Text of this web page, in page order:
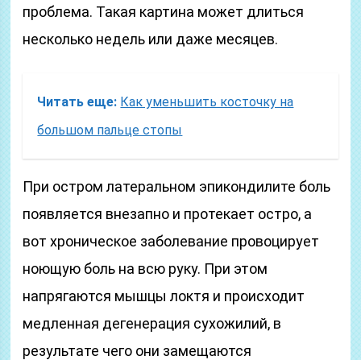
проблема. Такая картина может длиться
несколько недель или даже месяцев.
Читать еще: Как уменьшить косточку на
большом пальце стопы
При остром латеральном эпикондилите боль
появляется внезапно и протекает остро, а
вот хроническое заболевание провоцирует
ноющую боль на всю руку. При этом
напрягаются мышцы локтя и происходит
медленная дегенерация сухожилий, в
результате чего они замещаются